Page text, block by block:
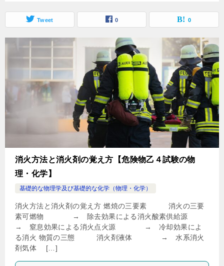
Tweet 0 0
消火方法と消火剤の覚え方【危険物乙４試験の物
理・化学】
基礎的な物理学及び基礎的な化学（物理・化学）
消火方法と消火剤の覚え方 燃焼の三要素 消火の三要
素可燃物 → 除去効果による消火酸素供給源
→ 窒息効果による消火点火源 → 冷却効果によ
る消火 物質の三態 消火剤液体 → 水系消火
剤気体 […]